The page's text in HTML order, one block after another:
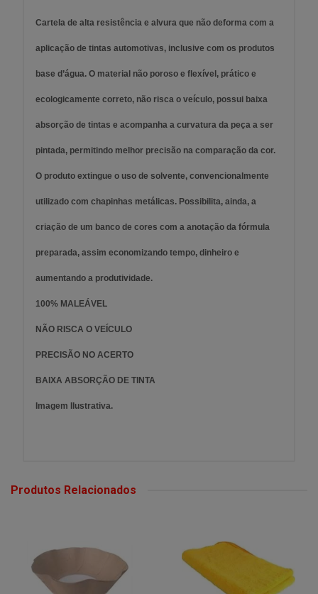
Cartela de alta resistência e alvura que não deforma com a
aplicação de tintas automotivas, inclusive com os produtos
base d’água. O material não poroso e flexível, prático e
ecologicamente correto, não risca o veículo, possui baixa
absorção de tintas e acompanha a curvatura da peça a ser
pintada, permitindo melhor precisão na comparação da cor.
O produto extingue o uso de solvente, convencionalmente
utilizado com chapinhas metálicas. Possibilita, ainda, a
criação de um banco de cores com a anotação da fórmula
preparada, assim economizando tempo, dinheiro e
aumentando a produtividade.
100% MALEÁVEL
NÃO RISCA O VEÍCULO
PRECISÃO NO ACERTO
BAIXA ABSORÇÃO DE TINTA
Imagem Ilustrativa.
Produtos Relacionados